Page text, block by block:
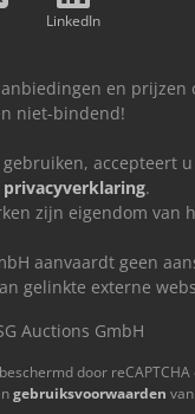
LinkedIn
en prijzen
niet-bindend!
accepteert
privacyverklaring.
zijn eigendom van
aanvaardt geen
gelinkte externe
Auctions GmbH
door reCAPTCHA
gebruiksvoorwaarden